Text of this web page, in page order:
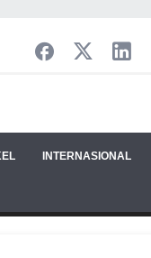
INTERNASIONAL